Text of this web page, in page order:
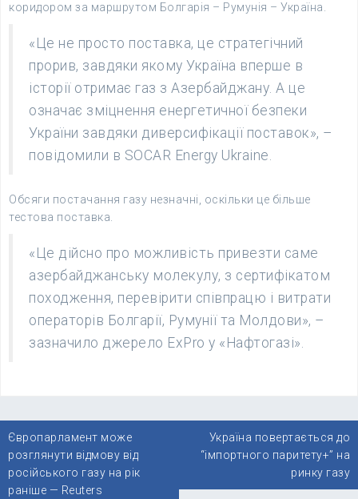
коридором за маршрутом Болгарія – Румунія – Україна.
«Це не просто поставка, це стратегічний
прорив, завдяки якому Україна вперше в
історії отримає газ з Азербайджану. А це
означає зміцнення енергетичної безпеки
України завдяки диверсифікації поставок», –
повідомили в SOCAR Energy Ukraine.
Обсяги постачання газу незначні, оскільки це більше
тестова поставка.
«Це дійсно про можливість привезти саме
азербайджанську молекулу, з сертифікатом
походження, перевірити співпрацю і витрати
операторів Болгарії, Румунії та Молдови», –
зазначило джерело ExPro у «Нафтогазі».
Навігація
записів
Європарламент може
розглянути відмову від
російського газу на рік
раніше — Reuters
Україна повертається до
“імпортного паритету+” на
ринку газу